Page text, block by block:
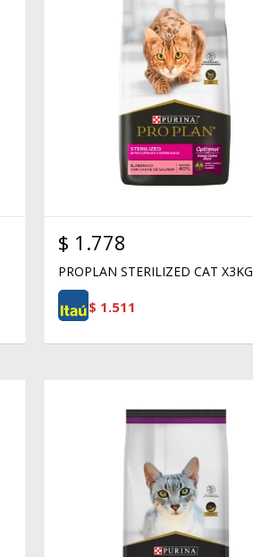
$ 1.778
PROPLAN STERILIZED CAT X3KG
$ 1.511